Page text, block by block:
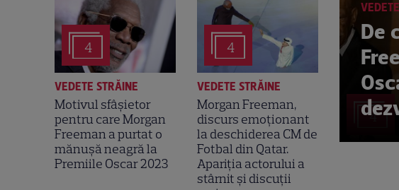
4
VEDETE STRĂINE
Motivul sfâșietor
pentru care Morgan
Freeman a purtat o
mănușă neagră la
Premiile Oscar 2023
4
VEDETE STRĂINE
Morgan Freeman,
discurs emoționant
la deschiderea CM de
Fotbal din Qatar.
Apariția actorului a
stârnit și discuții
4
De